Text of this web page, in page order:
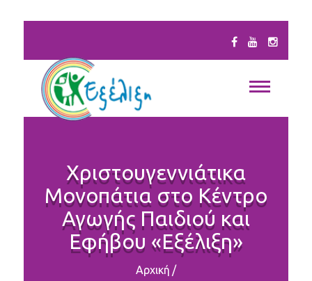
Χριστουγεννιάτικα
Μονοπάτια στο Κέντρο
Αγωγής Παιδιού και
Εφήβου «Εξέλιξη»
Αρχική /